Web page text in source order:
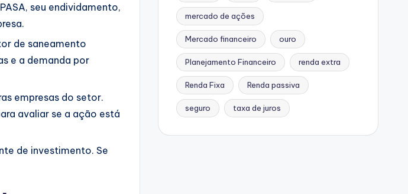
seu endividamento,
de saneamento
e a demanda por
empresas do setor.
avaliar se a ação está
de investimento. Se
mercado de ações
Mercado financeiro ouro
Planejamento Financeiro renda extra
Renda Fixa Renda passiva
seguro taxa de juros